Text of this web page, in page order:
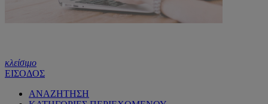
κλείσιμο
ΕΙΣΟΔΟΣ
ΑΝΑΖΗΤΗΣΗ